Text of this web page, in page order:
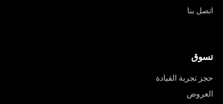
اتصل بنا
تسوق
حجز تجربة القيادة
العروض